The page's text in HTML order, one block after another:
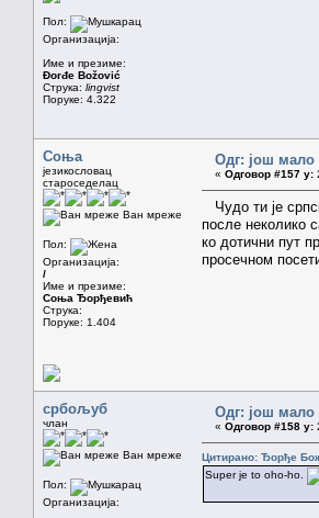
Пол:
Организација:
Име и презиме:
Đorđe Božović
Струка: lingvist
Поруке: 4.322
Соња
језикословац
староседелац
Ван мреже
Пол:
Организација:
/
Име и презиме:
Соња Ђорђевић
Струка:
Поруке: 1.404
Одг: још мало
« Одговор #157 у:
Чудо ти је
после неколико
ко дотични пут
просечном
србољуб
члан
Ван мреже
Пол:
Организација:
Одг: још мало
« Одговор #158 у:
Цитирано: Ђорђе
Super je to oho-ho.